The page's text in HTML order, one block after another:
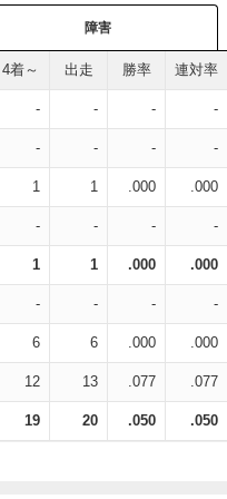
障害
4着～ 出走 勝率 連対率
- - - -
- - - -
1 1 .000 .000
- - - -
1 1 .000 .000
- - - -
6 6 .000 .000
12 13 .077 .077
19 20 .050 .050